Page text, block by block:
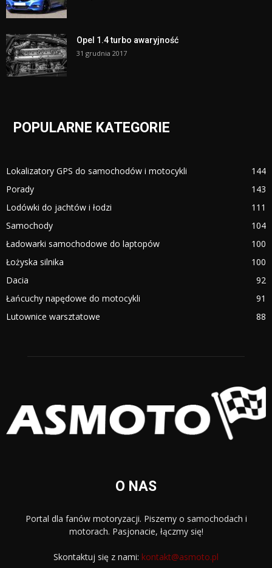
Opel 1.4 turbo awaryjność
31 grudnia 2017
POPULARNE KATEGORIE
Lokalizatory GPS do samochodów i motocykli
144
Porady
143
Lodówki do jachtów i łodzi
111
Samochody
104
Ładowarki samochodowe do laptopów
100
Łożyska silnika
100
Dacia
92
Łańcuchy napędowe do motocykli
91
Lutownice warsztatowe
88
O NAS
Portal dla fanów motoryzacji. Piszemy o samochodach i
motorach. Pasjonacie, łączmy się!
Skontaktuj się z nami: kontakt@asmoto.pl